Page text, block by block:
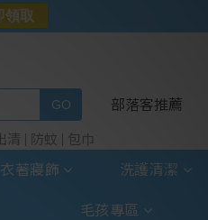
卡
清 防蚊 包巾
部落客推薦
衣著寢飾 洗護清潔
毛孩專區
領取